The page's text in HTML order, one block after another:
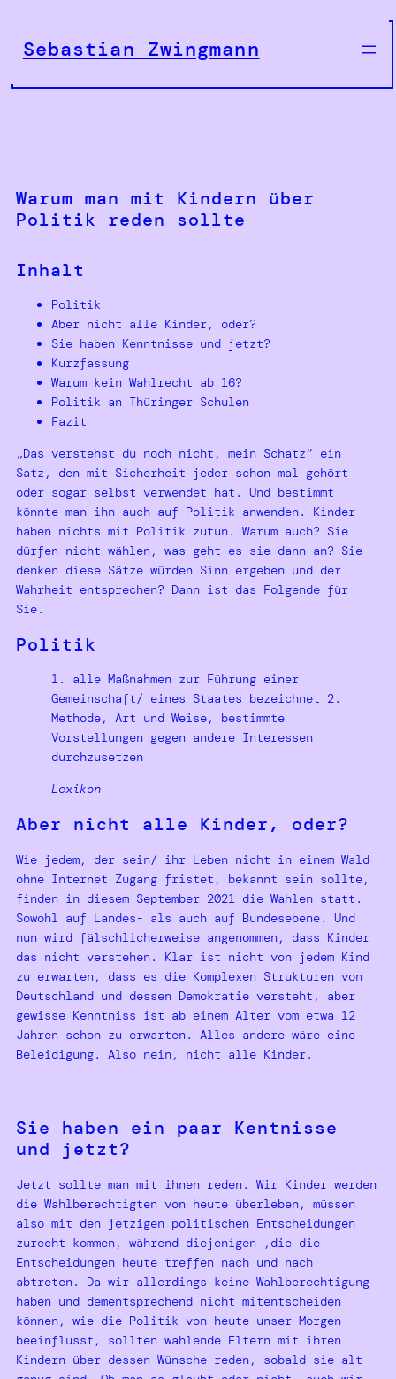
springen
Sebastian Zwingmann
Warum man mit Kindern über
Politik reden sollte
Inhalt
Politik
Aber nicht alle Kinder, oder?
Sie haben Kenntnisse und jetzt?
Kurzfassung
Warum kein Wahlrecht ab 16?
Politik an Thüringer Schulen
Fazit
„Das verstehst du noch nicht, mein Schatz“ ein
Satz, den mit Sicherheit jeder schon mal gehört
oder sogar selbst verwendet hat. Und bestimmt
könnte man ihn auch auf Politik anwenden. Kinder
haben nichts mit Politik zutun. Warum auch? Sie
dürfen nicht wählen, was geht es sie dann an? Sie
denken diese Sätze würden Sinn ergeben und der
Wahrheit entsprechen? Dann ist das Folgende für
Sie.
Politik
1. alle Maßnahmen zur Führung einer
Gemeinschaft/ eines Staates bezeichnet 2.
Methode, Art und Weise, bestimmte
Vorstellungen gegen andere Interessen
durchzusetzen
Lexikon
Aber nicht alle Kinder, oder?
Wie jedem, der sein/ ihr Leben nicht in einem Wald
ohne Internet Zugang fristet, bekannt sein sollte,
finden in diesem September 2021 die Wahlen statt.
Sowohl auf Landes- als auch auf Bundesebene. Und
nun wird fälschlicherweise angenommen, dass Kinder
das nicht verstehen. Klar ist nicht von jedem Kind
zu erwarten, dass es die Komplexen Strukturen von
Deutschland und dessen Demokratie versteht, aber
gewisse Kenntniss ist ab einem Alter vom etwa 12
Jahren schon zu erwarten. Alles andere wäre eine
Beleidigung. Also nein, nicht alle Kinder.
Sie haben ein paar Kentnisse
und jetzt?
Jetzt sollte man mit ihnen reden. Wir Kinder werden
die Wahlberechtigten von heute überleben, müssen
also mit den jetzigen politischen Entscheidungen
zurecht kommen, während diejenigen ,die die
Entscheidungen heute treffen nach und nach
abtreten. Da wir allerdings keine Wahlberechtigung
haben und dementsprechend nicht mitentscheiden
können, wie die Politik von heute unser Morgen
beeinflusst, sollten wählende Eltern mit ihren
Kindern über dessen Wünsche reden, sobald sie alt